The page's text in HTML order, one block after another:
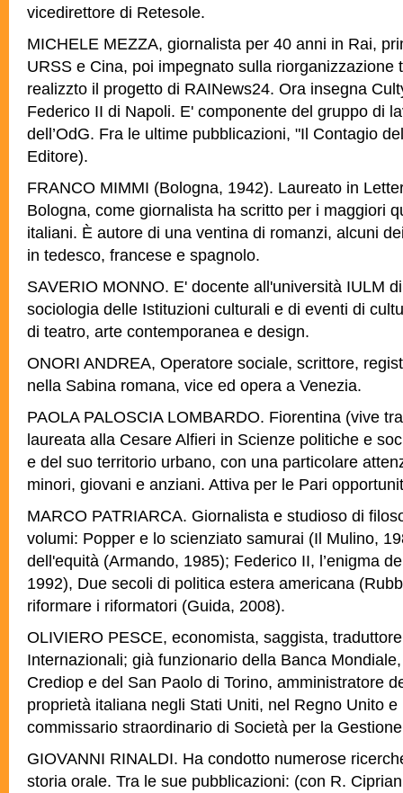
vicedirettore di Retesole.
MICHELE MEZZA, giornalista per 40 anni in Rai,
URSS e Cina, poi impegnato sulla riorganizzazione
realizzto il progetto di RAINews24. Ora insegna
Federico II di Napoli. E' componente del gruppo di
dell’OdG. Fra le ultime pubblicazioni, "Il Contagio
Editore).
FRANCO MIMMI (Bologna, 1942). Laureato in
Bologna, come giornalista ha scritto per i maggiori
italiani. È autore di una ventina di romanzi, alcuni
in tedesco, francese e spagnolo.
SAVERIO MONNO. E' docente all'università IULM
sociologia delle Istituzioni culturali e di eventi di
di teatro, arte contemporanea e design.
ONORI ANDREA, Operatore sociale, scrittore,
nella Sabina romana, vice ed opera a Venezia.
PAOLA PALOSCIA LOMBARDO. Fiorentina (vive
laureata alla Cesare Alfieri in Scienze politiche e
e del suo territorio urbano, con una particolare
minori, giovani e anziani. Attiva per le Pari
MARCO PATRIARCA. Giornalista e studioso di
volumi: Popper e lo scienziato samurai (Il Mulino,
dell'equità (Armando, 1985); Federico II, l’enigma
1992), Due secoli di politica estera americana
riformare i riformatori (Guida, 2008).
OLIVIERO PESCE, economista, saggista,
Internazionali; già funzionario della Banca
Crediop e del San Paolo di Torino, amministratore
proprietà italiana negli Stati Uniti, nel Regno Unito
commissario straordinario di Società per la
GIOVANNI RINALDI. Ha condotto numerose
storia orale. Tra le sue pubblicazioni: (con R.